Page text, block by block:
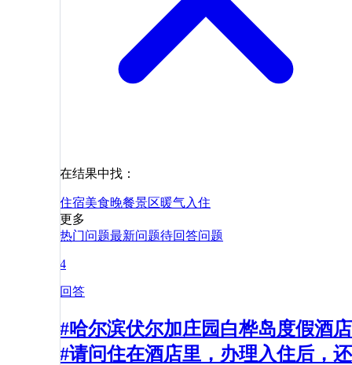
在结果中找：
住宿美食晚餐景区暖气入住
更多
热门问题最新问题待回答问题
4
回答
#哈尔滨伏尔加庄园白桦岛度假酒店
#请问住在酒店里，办理入住后，还